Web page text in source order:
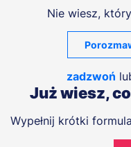
Nie wiesz,
zadzwoń
Już wiesz,
Wypełnij krótki